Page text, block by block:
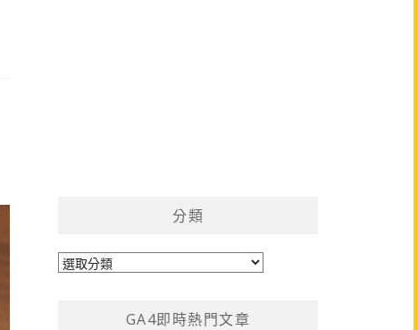
分類
分
GA4即時熱門文章